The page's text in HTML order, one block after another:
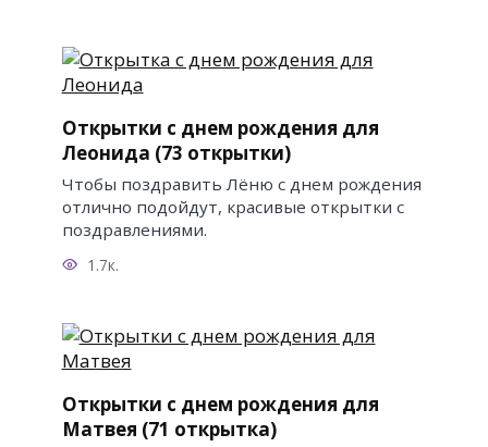
Открытки с днем рождения для
Леонида (73 открытки)
Чтобы поздравить Лёню с днем рождения
отлично подойдут, красивые открытки с
поздравлениями.
1.7к.
Открытки с днем рождения для
Матвея (71 открытка)